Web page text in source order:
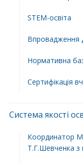
STEM-освіта
Впровадження
Нормативна
Сертифікація
Система якості
Координатор
Т.Г.Шевченка з